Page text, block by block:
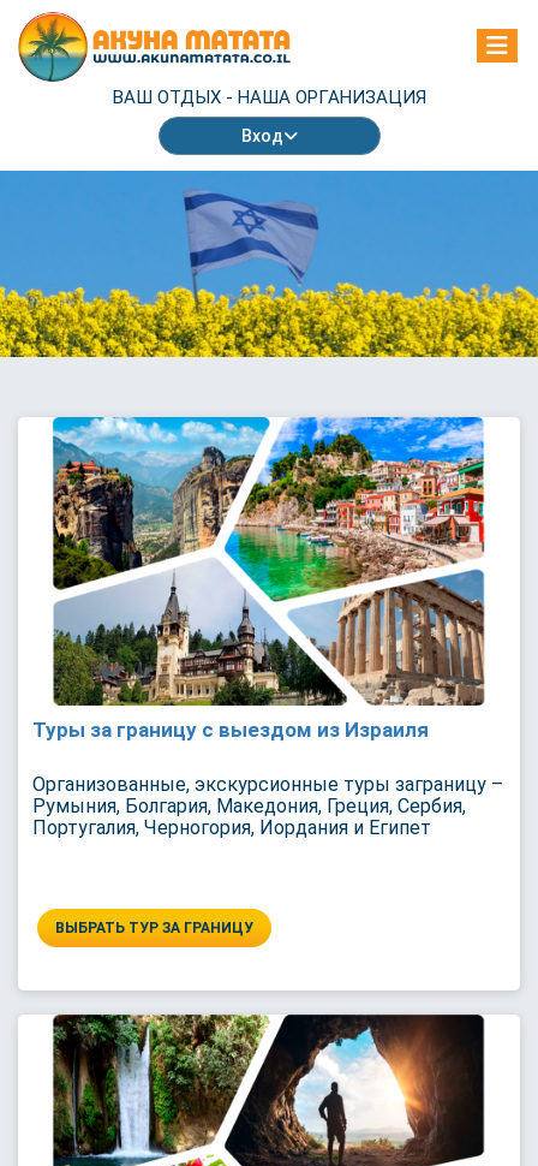
ВАШ ОТДЫХ - НАША ОРГАНИЗАЦИЯ
Вход
Туры за границу с выездом из Израиля
Организованные, экскурсионные туры заграницу –
Румыния, Болгария, Македония, Греция, Сербия,
Португалия, Черногория, Иордания и Египет
ВЫБРАТЬ ТУР ЗА ГРАНИЦУ